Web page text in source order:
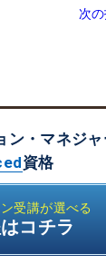
次の
ン・マネジャ
資格
受講が選べる
コチラ